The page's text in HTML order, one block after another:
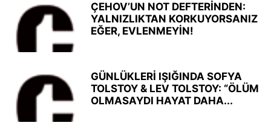
ÇEHOV’UN NOT DEFTERİNDEN:
YALNIZLIKTAN KORKUYORSANIZ
EĞER, EVLENMEYİN!
GÜNLÜKLERİ IŞIĞINDA SOFYA
TOLSTOY & LEV TOLSTOY: “ÖLÜM
OLMASAYDI HAYAT DAHA...